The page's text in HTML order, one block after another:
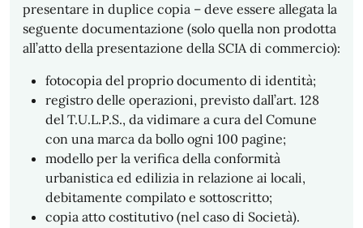
presentare in duplice copia – deve essere allegata la
seguente documentazione (solo quella non prodotta
all’atto della presentazione della SCIA di commercio):
fotocopia del proprio documento di identità;
registro delle operazioni, previsto dall’art. 128
del T.U.L.P.S., da vidimare a cura del Comune
con una marca da bollo ogni 100 pagine;
modello per la verifica della conformità
urbanistica ed edilizia in relazione ai locali,
debitamente compilato e sottoscritto;
copia atto costitutivo (nel caso di Società).